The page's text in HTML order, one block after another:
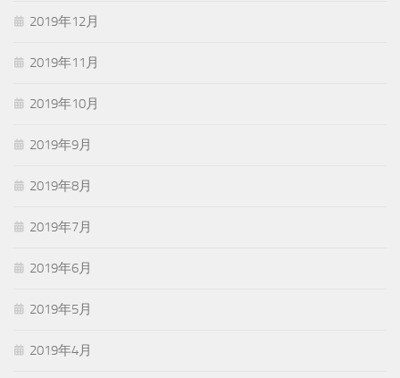
2019年12月
2019年11月
2019年10月
2019年9月
2019年8月
2019年7月
2019年6月
2019年5月
2019年4月